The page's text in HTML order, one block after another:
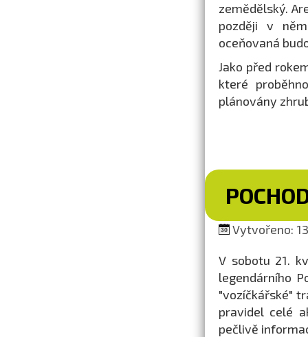
zemědělský.
později v
oceňovaná
Jako před
které
plánovány
Vytvořeno:
V sobotu 21.
legendárního
"vozíčkářské"
pravidel celé
pečlivě